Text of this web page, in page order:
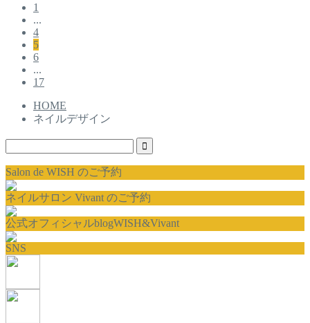
1
...
4
5
6
...
17
HOME
ネイルデザイン
Salon de WISH のご予約
ネイルサロン Vivant のご予約
公式オフィシャルblogWISH&Vivant
SNS